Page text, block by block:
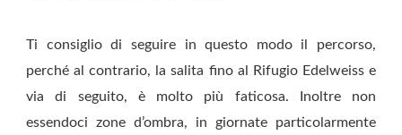
Ti consiglio di seguire in questo modo il percorso,
perché al contrario, la salita fino al Rifugio Edelweiss e
via di seguito, è molto più faticosa. Inoltre non
essendoci zone d’ombra, in giornate particolarmente